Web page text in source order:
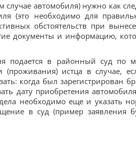
автомобиля) нужно как
(это необходимо для
обстоятельств при
документы и информацию,
подается в районный суд по
(проживания) истца в случае,
когда был зарегистрирован
дату приобретения
необходимо еще и указать
в суд (пример заявления